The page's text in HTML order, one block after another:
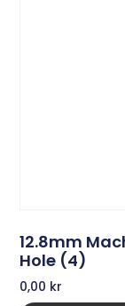
12.8mm
Hole (4)
0,00 kr